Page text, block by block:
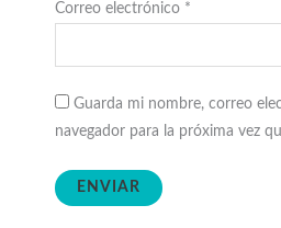
Correo electrónico *
Guarda mi nombre, correo
navegador para la próxima vez